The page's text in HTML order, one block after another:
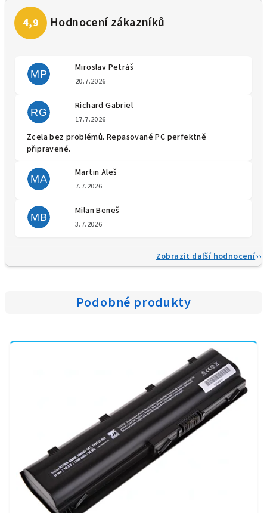
MP
Miroslav Petráš
20.7.2026
RG
Richard Gabriel
17.7.2026
Zcela bez problémů. Repasované PC perfektně
připravené.
MA
Martin Aleš
7.7.2026
MB
Milan Beneš
3.7.2026
Zobrazit další hodnocení
Podobné produkty